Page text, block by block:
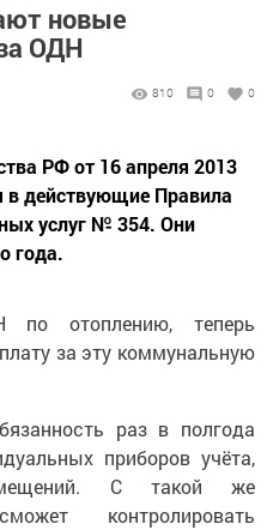
новые
ОДН
810 0 0
РФ от 16 апреля 2013
действующие Правила
услуг № 354. Они
года.
по отоплению, теперь
за эту коммунальную
раз в полгода
приборов учёта,
С такой же
контролировать